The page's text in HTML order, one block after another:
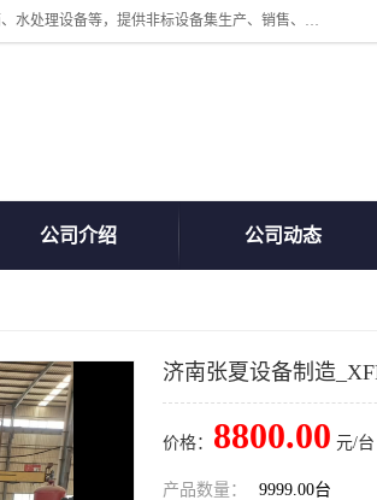
公司主营换热器.换热设备、供水设备，核心产品涵盖：管壳式换热器、换热机组、不锈钢组合式水箱、水处理设备等，提供非标设备集生产、销售、安装一体化服务，可满足全国酒店、学校、医院、商业综合体、工业项目等多场景换热与供水需求。
公司介绍 公司动态
济南张夏设备制造
价格： 8800.00 元/
产品数量： 9999.00台